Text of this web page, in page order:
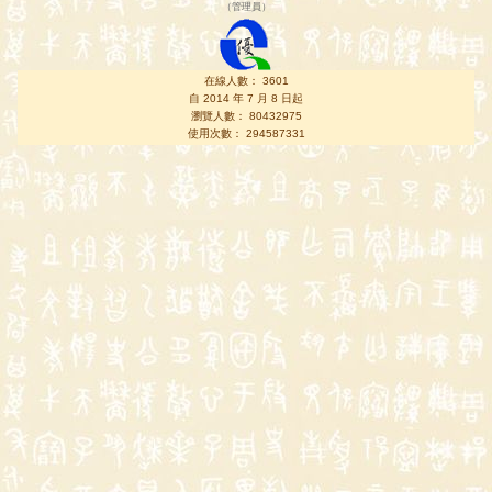
（管理員 ）
在線人數： 3601
自 2014 年 7 月 8 日起
瀏覽人數： 80432975
使用次數： 294587331